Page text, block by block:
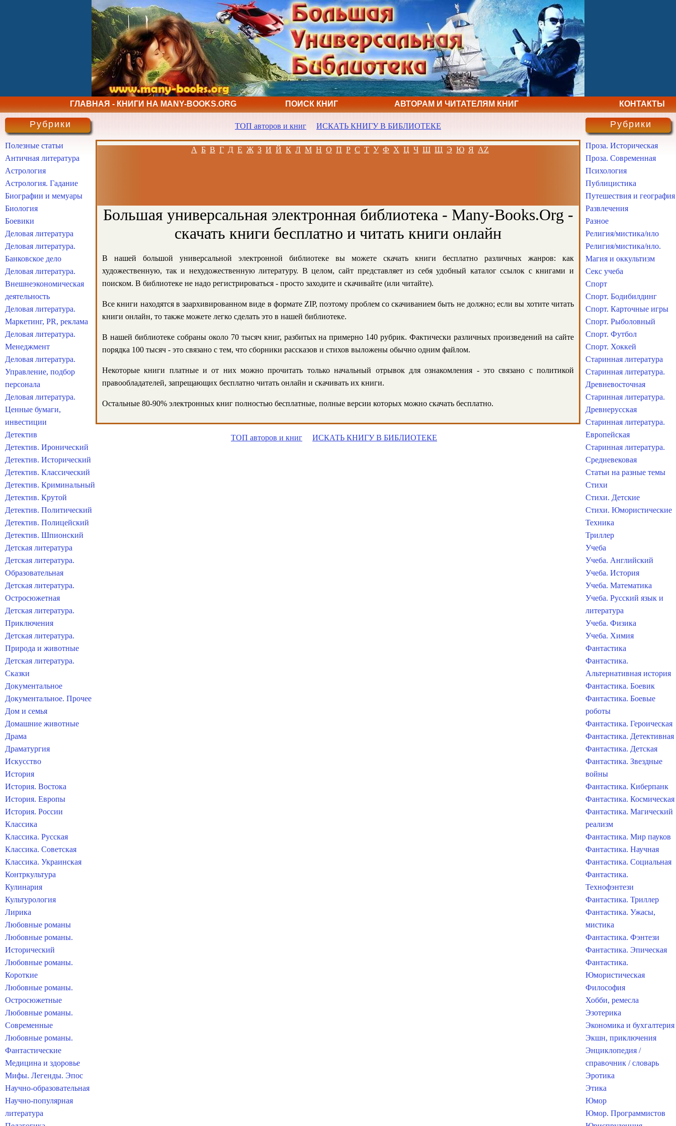
ГЛАВНАЯ - КНИГИ НА MANY-BOOKS.ORG ПОИСК КНИГ АВТОРАМ И ЧИТАТЕЛЯМ КНИГ КОНТАКТЫ
ТОП авторов и книг ИСКАТЬ КНИГУ В БИБЛИОТЕКЕ
А Б В Г Д Е Ж З И Й К Л М Н О П Р С Т У Ф Х Ц Ч Ш Щ Э Ю Я AZ
Большая универсальная электронная библиотека - Many-Books.Org -
скачать книги бесплатно и читать книги онлайн
В нашей большой универсальной электронной библиотеке вы можете скачать книги бесплатно различных жанров: как
художественную, так и нехудожественную литературу. В целом, сайт представляет из себя удобный каталог ссылок с книгами и
поиском. В библиотеке не надо регистрироваться - просто заходите и скачивайте (или читайте).
Все книги находятся в заархивированном виде в формате ZIP, поэтому проблем со скачиванием быть не должно; если вы хотите читать
книги онлайн, то также можете легко сделать это в нашей библиотеке.
В нашей библиотеке собраны около 70 тысяч книг, разбитых на примерно 140 рубрик. Фактически различных произведений на сайте
порядка 100 тысяч - это связано с тем, что сборники рассказов и стихов выложены обычно одним файлом.
Некоторые книги платные и от них можно прочитать только начальный отрывок для ознакомления - это связано с политикой
правообладателей, запрещающих бесплатно читать онлайн и скачивать их книги.
Остальные 80-90% электронных книг полностью бесплатные, полные версии которых можно скачать бесплатно.
ТОП авторов и книг ИСКАТЬ КНИГУ В БИБЛИОТЕКЕ
Рубрики
Полезные статьи
Античная литература
Астрология
Астрология. Гадание
Биографии и мемуары
Биология
Боевики
Деловая литература
Деловая литература.
Банковское дело
Деловая литература.
Внешнеэкономическая
деятельность
Деловая литература.
Маркетинг, PR, реклама
Деловая литература.
Менеджмент
Деловая литература.
Управление, подбор
персонала
Деловая литература.
Ценные бумаги,
инвестиции
Детектив
Детектив. Иронический
Детектив. Исторический
Детектив. Классический
Детектив. Криминальный
Детектив. Крутой
Детектив. Политический
Детектив. Полицейский
Детектив. Шпионский
Детская литература
Детская литература.
Образовательная
Детская литература.
Остросюжетная
Детская литература.
Приключения
Детская литература.
Природа и животные
Детская литература.
Сказки
Документальное
Документальное. Прочее
Дом и семья
Домашние животные
Драма
Драматургия
Искусство
История
История. Востока
История. Европы
История. России
Классика
Классика. Русская
Классика. Советская
Классика. Украинская
Контркультура
Кулинария
Культурология
Лирика
Любовные романы
Любовные романы.
Исторический
Любовные романы.
Короткие
Любовные романы.
Остросюжетные
Любовные романы.
Современные
Любовные романы.
Фантастические
Медицина и здоровье
Мифы. Легенды. Эпос
Научно-образовательная
Научно-популярная
литература
Рубрики
Проза. Историческая
Проза. Современная
Психология
Публицистика
Путешествия и география
Развлечения
Разное
Религия/мистика/нло
Религия/мистика/нло.
Магия и оккультизм
Секс учеба
Спорт
Спорт. Бодибилдинг
Спорт. Карточные игры
Спорт. Рыболовный
Спорт. Футбол
Спорт. Хоккей
Старинная литература
Старинная литература.
Древневосточная
Старинная литература.
Древнерусская
Старинная литература.
Европейская
Старинная литература.
Средневековая
Статьи на разные темы
Стихи
Стихи. Детские
Стихи. Юмористические
Техника
Триллер
Учеба
Учеба. Английский
Учеба. История
Учеба. Математика
Учеба. Русский язык и
литература
Учеба. Физика
Учеба. Химия
Фантастика
Фантастика.
Альтернативная история
Фантастика. Боевик
Фантастика. Боевые
роботы
Фантастика. Героическая
Фантастика. Детективная
Фантастика. Детская
Фантастика. Звездные
войны
Фантастика. Киберпанк
Фантастика. Космическая
Фантастика. Магический
реализм
Фантастика. Мир пауков
Фантастика. Научная
Фантастика. Социальная
Фантастика.
Технофэнтези
Фантастика. Триллер
Фантастика. Ужасы,
мистика
Фантастика. Фэнтези
Фантастика. Эпическая
Фантастика.
Юмористическая
Философия
Хобби, ремесла
Эзотерика
Экономика и бухгалтерия
Экшн, приключения
Энциклопедия /
справочник / словарь
Эротика
Этика
Юмор
Юмор. Программистов